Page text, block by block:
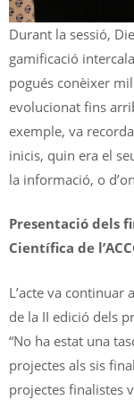
Durant la sessió,
gamificació
pogués conèixer
evolucionat fins
exemple, va
inicis, quin era el
la informació, o
Presentació dels
Científica de
L’acte va
de la II edició dels
“No ha estat una
projectes als sis
projectes finalistes